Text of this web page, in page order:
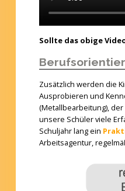
Sollte das obige
Zusätzlich werden die
Ausprobieren und
(Metallbearbeitung),
unsere Schüler viele
Schuljahr lang ein
Arbeitsagentur,